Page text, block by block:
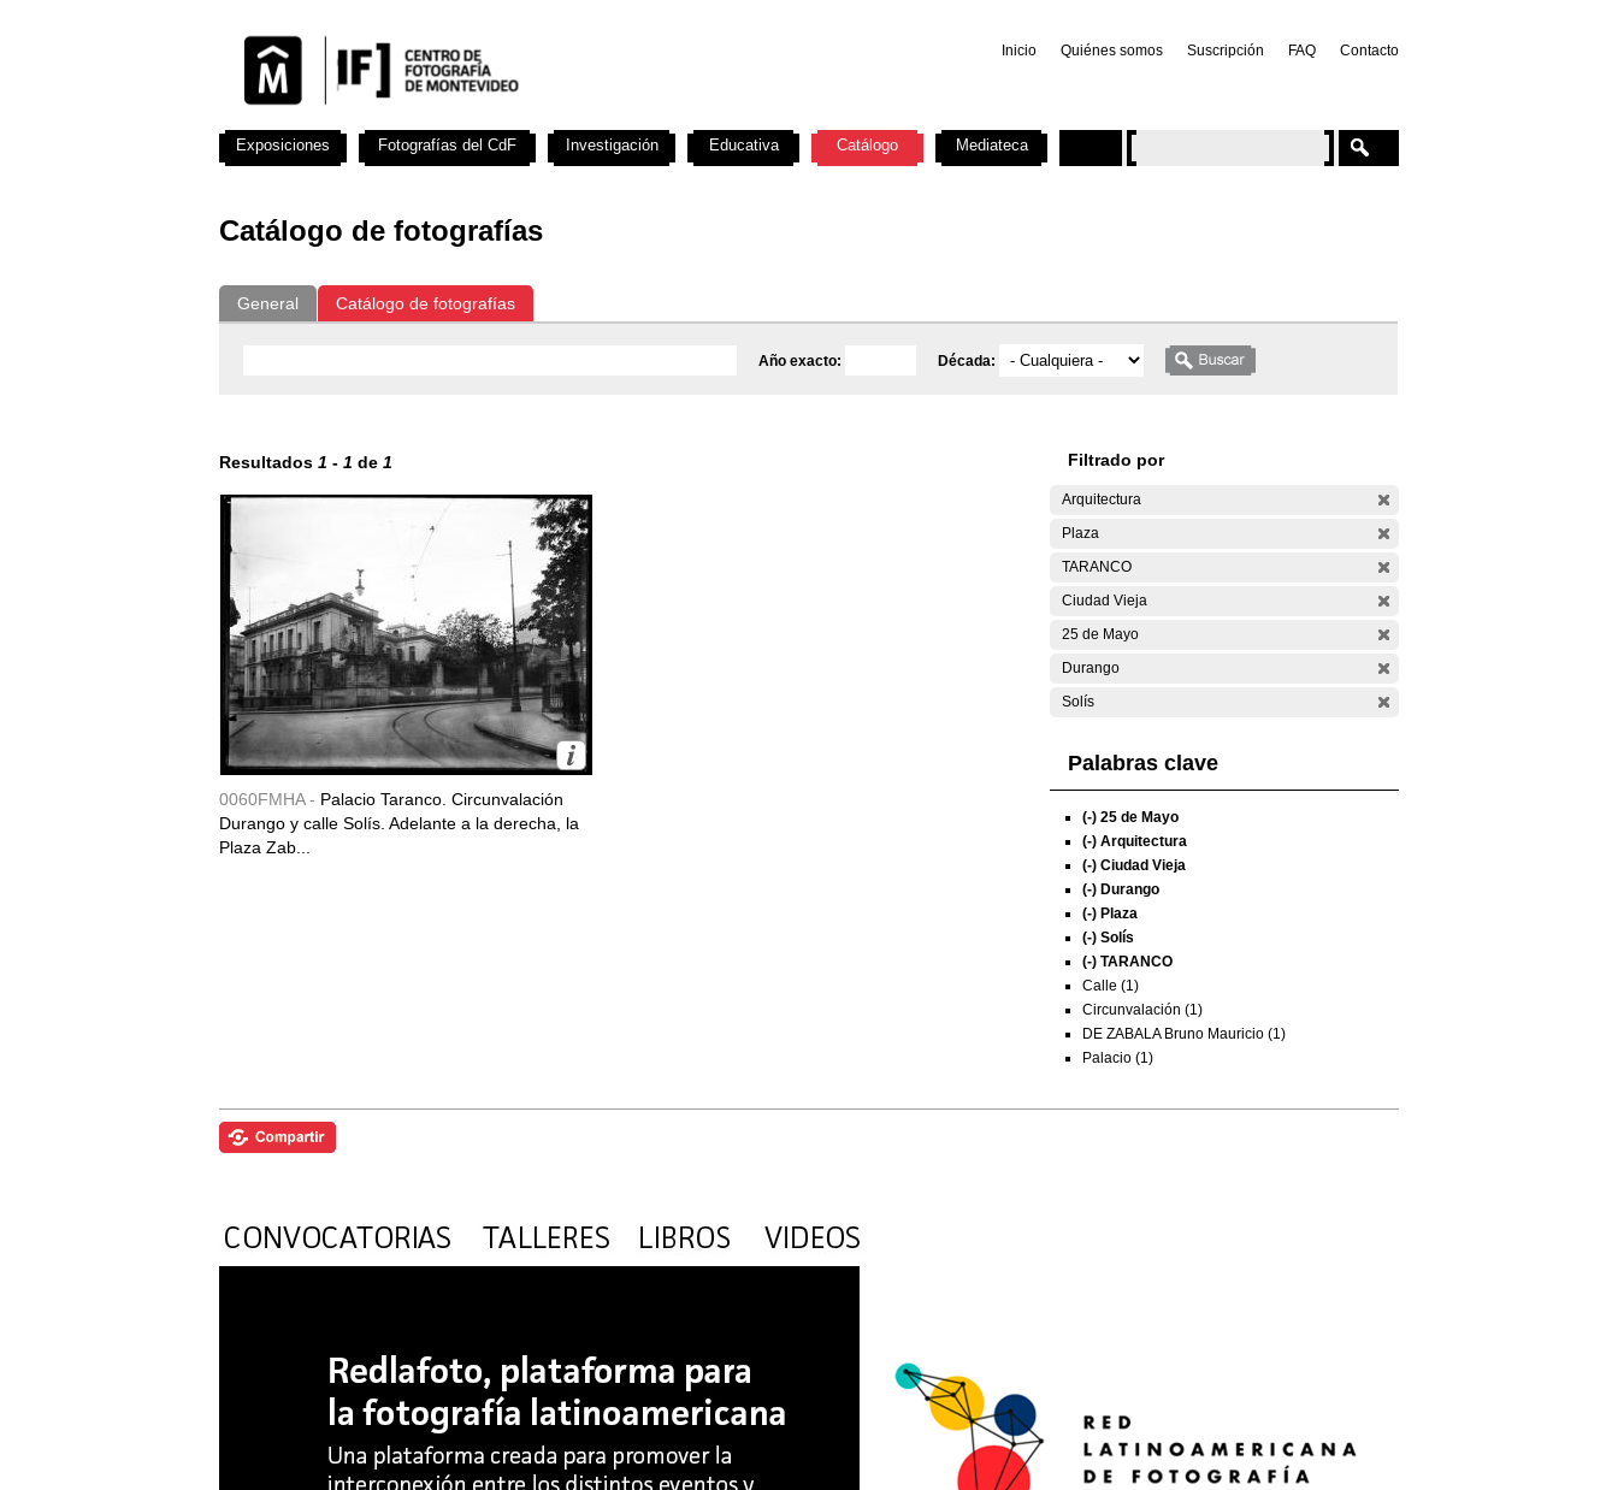
Inicio Quiénes somos Suscripción FAQ Contacto
Catálogo de fotografías
General Catálogo de fotografías
Año exacto: Década:
Resultados 1 - 1 de 1
0060FMHA - Palacio Taranco. Circunvalación
Durango y calle Solís. Adelante a la derecha, la
Plaza Zab...
Filtrado por
Arquitectura
Plaza
TARANCO
Ciudad Vieja
25 de Mayo
Durango
Solís
Palabras clave
(-) 25 de Mayo
(-) Arquitectura
(-) Ciudad Vieja
(-) Durango
(-) Plaza
(-) Solís
(-) TARANCO
Calle (1)
Circunvalación (1)
DE ZABALA Bruno Mauricio (1)
Palacio (1)
Exposiciones Fotografías del CdF Investigación Educativa Catálogo Mediateca